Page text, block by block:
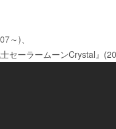
～)、
セーラームーンCrystal』